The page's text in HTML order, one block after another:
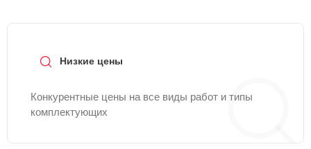
Низкие цены
Конкурентные цены на все виды работ и типы
комплектующих